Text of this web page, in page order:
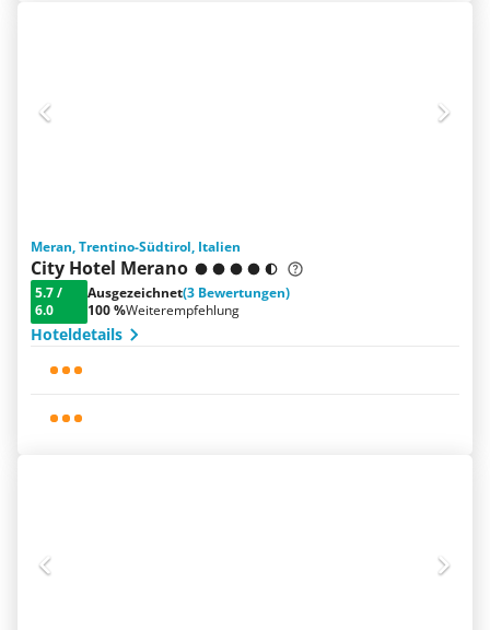
Meran, Trentino-Südtirol, Italien
City Hotel Merano
5.7/
6.0
Ausgezeichnet(3 Bewertungen)
100 %Weiterempfehlung
Hoteldetails